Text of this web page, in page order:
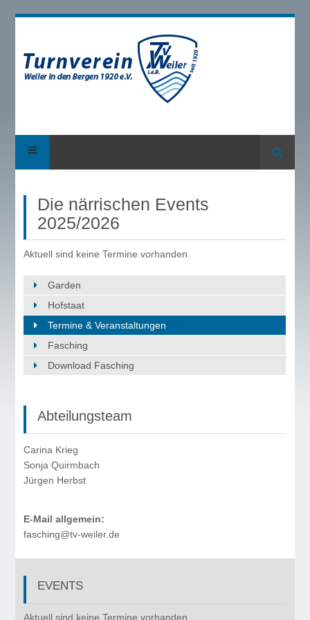
Suche
Die närrischen Events
2025/2026
Aktuell sind keine Termine vorhanden.
Garden
Hofstaat
Termine & Veranstaltungen
Fasching
Download Fasching
Abteilungsteam
Carina Krieg
Sonja Quirmbach
Jürgen Herbst
E-Mail allgemein:
fasching@tv-weiler.de
EVENTS
Aktuell sind keine Termine vorhanden.